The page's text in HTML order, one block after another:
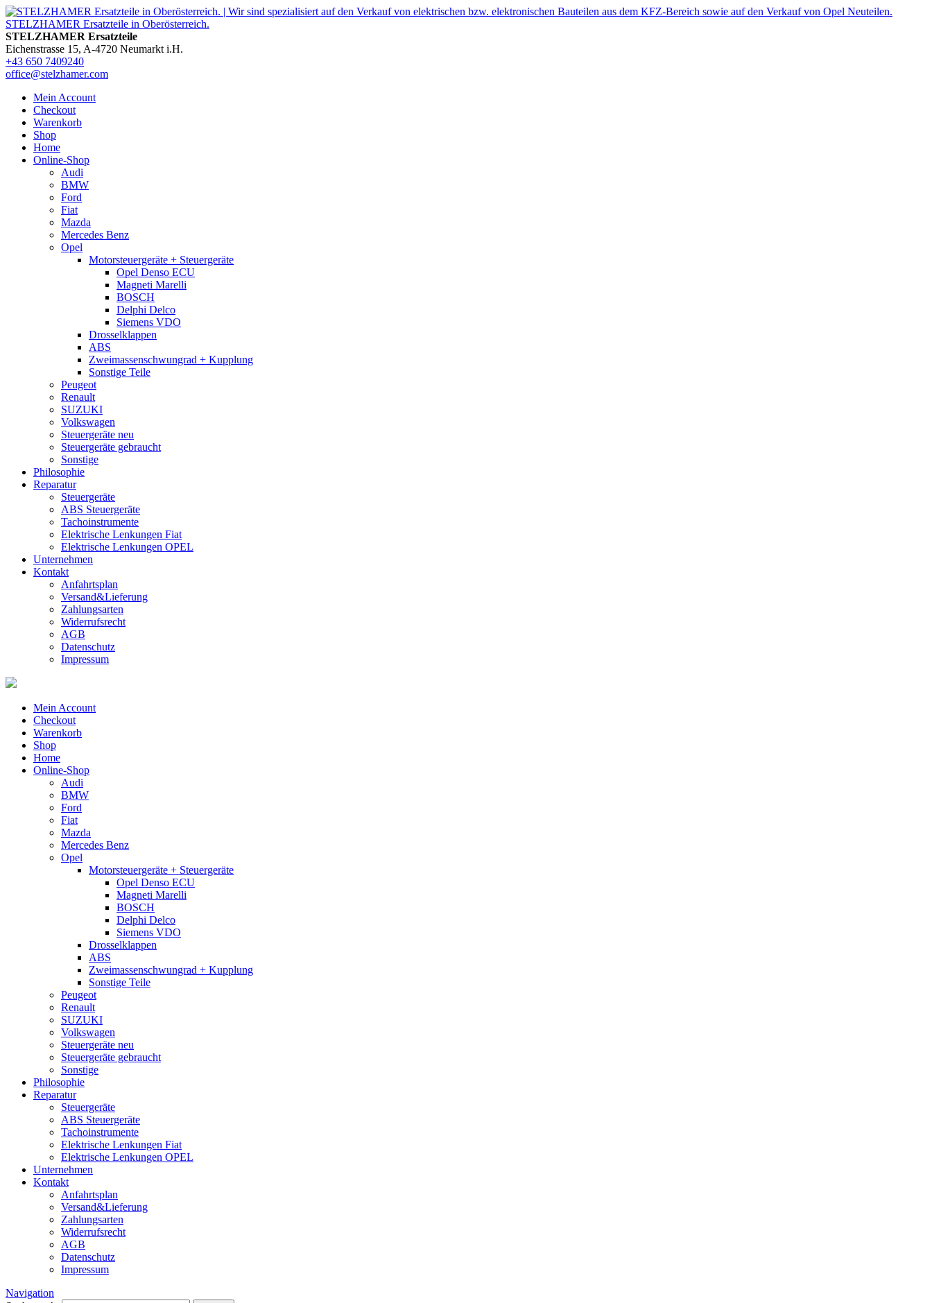
STELZHAMER Ersatzteile
Eichenstrasse 15, A-4720 Neumarkt i.H.
+43 650 7409240
office@stelzhamer.com
Mein Account
Checkout
Warenkorb
Shop
Home
Online-Shop
Audi
BMW
Ford
Fiat
Mazda
Mercedes Benz
Opel
Motorsteuergeräte + Steuergeräte
Opel Denso ECU
Magneti Marelli
BOSCH
Delphi Delco
Siemens VDO
Drosselklappen
ABS
Zweimassenschwungrad + Kupplung
Sonstige Teile
Peugeot
Renault
SUZUKI
Volkswagen
Steuergeräte neu
Steuergeräte gebraucht
Sonstige
Philosophie
Reparatur
Steuergeräte
ABS Steuergeräte
Tachoinstrumente
Elektrische Lenkungen Fiat
Elektrische Lenkungen OPEL
Unternehmen
Kontakt
Anfahrtsplan
Versand&Lieferung
Zahlungsarten
Widerrufsrecht
AGB
Datenschutz
Impressum
Mein Account
Checkout
Warenkorb
Shop
Home
Online-Shop
Audi
BMW
Ford
Fiat
Mazda
Mercedes Benz
Opel
Motorsteuergeräte + Steuergeräte
Opel Denso ECU
Magneti Marelli
BOSCH
Delphi Delco
Siemens VDO
Drosselklappen
ABS
Zweimassenschwungrad + Kupplung
Sonstige Teile
Peugeot
Renault
SUZUKI
Volkswagen
Steuergeräte neu
Steuergeräte gebraucht
Sonstige
Philosophie
Reparatur
Steuergeräte
ABS Steuergeräte
Tachoinstrumente
Elektrische Lenkungen Fiat
Elektrische Lenkungen OPEL
Unternehmen
Kontakt
Anfahrtsplan
Versand&Lieferung
Zahlungsarten
Widerrufsrecht
AGB
Datenschutz
Impressum
Navigation